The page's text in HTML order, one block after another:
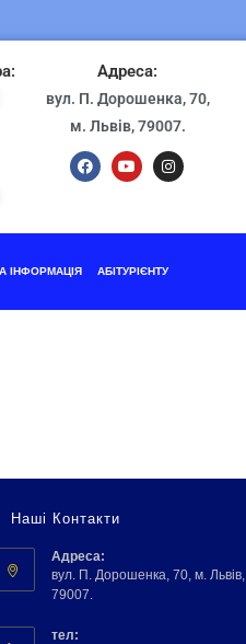
Адреса:
вул. П. Дорошенка, 70,
м. Львів, 79007.
ІНФОРМАЦІЯ АБІТУРІЄНТУ
Наші Контакти
Адреса:
вул. П. Дорошенка, 70, м. Львів,
79007.
тел: